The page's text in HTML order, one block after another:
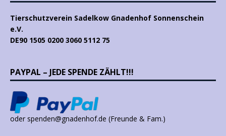
Tierschutzverein Sadelkow Gnadenhof Sonnenschein
e.V.
DE90 1505 0200 3060 5112 75
PAYPAL – JEDE SPENDE ZÄHLT!!!
oder spenden@gnadenhof.de (Freunde & Fam.)